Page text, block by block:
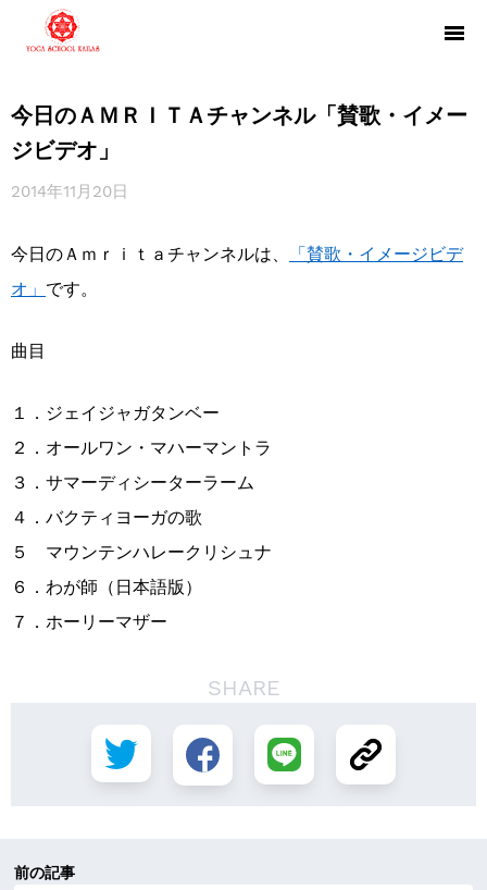
今日のＡＭＲＩＴＡチャンネル「賛歌・イメー
ジビデオ」
2014年11月20日
今日のＡｍｒｉｔａチャンネルは、
「賛歌・イメージビデ
オ」 です。
曲目
１．ジェイジャガタンベー
２．オールワン・マハーマントラ
３．サマーディシーターラーム
４．バクティヨーガの歌
５ マウンテンハレークリシュナ
６．わが師（日本語版）
７．ホーリーマザー
SHARE
前の記事